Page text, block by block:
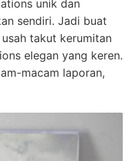
unik dan
sendiri. Jadi buat
takut kerumitan
elegan yang keren.
macam laporan,